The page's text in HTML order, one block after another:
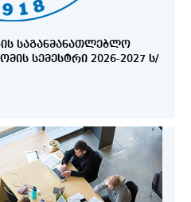
ᲡᲐᲒᲐᲜᲛᲐᲜᲐᲗᲚᲔᲑᲚᲝ
ᲡᲔᲛᲔᲡᲢᲠᲘ 2026-2027 Ს/